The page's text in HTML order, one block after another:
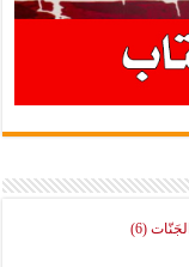
(6)